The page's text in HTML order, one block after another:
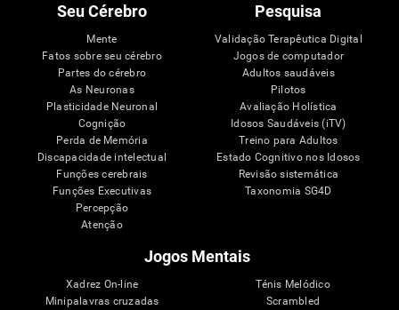
Seu Cérebro
Mente
Fatos sobre seu cérebro
Partes do cérebro
As Neuronas
Plasticidade Neuronal
Cognição
Perda de Memória
Discapacidade intelectual
Funções cerebrais
Funções Executivas
Percepção
Atenção
Pesquisa
Validação Terapêutica Digital
Jogos de computador
Adultos saudáveis
Pilotos
Avaliação Holística
Idosos Saudáveis (iTV)
Treino para Adultos
Estado Cognitivo nos Idosos
Revisão sistemática
Taxonomia SG4D
Jogos Mentais
Xadrez On-line
Minipalavras cruzadas
Ténis Melódico
Scrambled